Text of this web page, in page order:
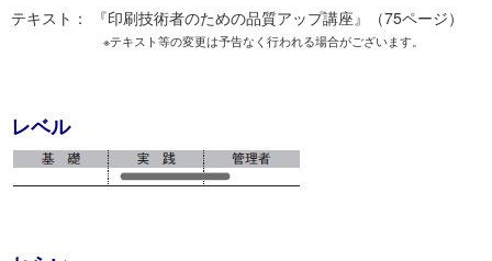
テキスト： 『印刷技術者のための品質アップ講座』（75ページ）
※テキスト等の変更は予告なく行われる場合がございます。
レベル